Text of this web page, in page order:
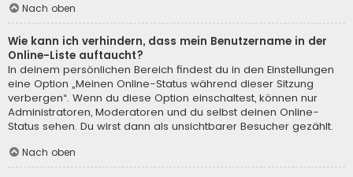
Nach oben
Wie kann ich verhindern, dass mein Benutzername in der
Online-Liste auftaucht?
In deinem persönlichen Bereich findest du in den Einstellungen
eine Option „Meinen Online-Status während dieser Sitzung
verbergen“. Wenn du diese Option einschaltest, können nur
Administratoren, Moderatoren und du selbst deinen Online-
Status sehen. Du wirst dann als unsichtbarer Besucher gezählt.
Nach oben